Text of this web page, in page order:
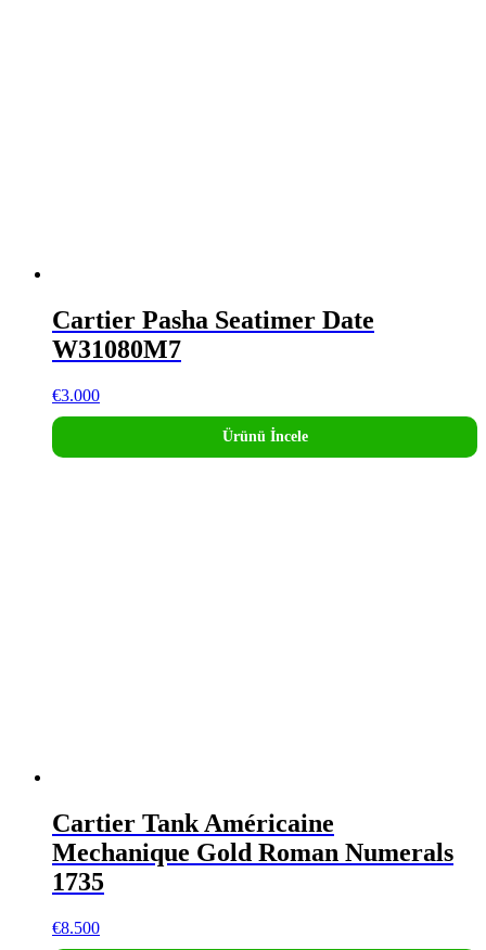
Cartier Pasha Seatimer Date
W31080M7
€3.000
Ürünü İncele
Cartier Tank Américaine
Mechanique Gold Roman Numerals
1735
€8.500